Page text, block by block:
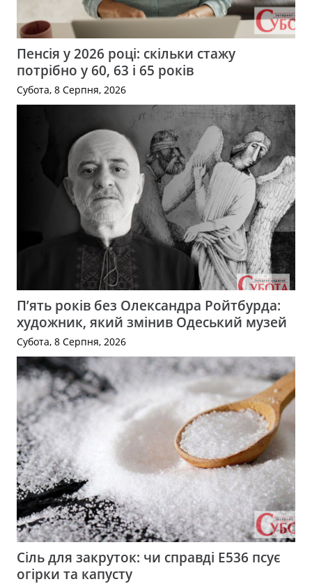
Пенсія у 2026 році: скільки стажу
потрібно у 60, 63 і 65 років
Субота, 8 Серпня, 2026
П’ять років без Олександра Ройтбурда:
художник, який змінив Одеський музей
Субота, 8 Серпня, 2026
Сіль для закруток: чи справді Е536 псує
огірки та капусту